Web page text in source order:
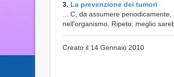
3. La prevenzione dei tumori
... C, da assumere
nell'organismo. Ripeto: meglio
Creato il 14 Gennaio 2010